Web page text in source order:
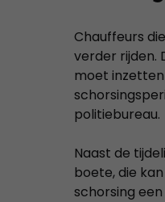
Chauffeurs
verder rijden.
moet
politiebureau.
Naast de
boete, die
schorsing